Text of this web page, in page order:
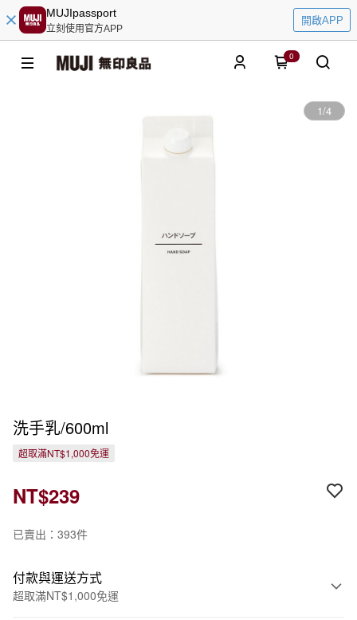
MUJIpassport
立刻使用官方APP
開啟APP
0
1/4
洗手乳/600ml
超取滿NT$1,000免運
NT$239
已賣出：393件
付款與運送方式
超取滿NT$1,000免運